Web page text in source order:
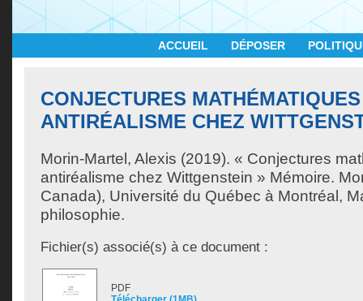
ACCUEIL DÉPOSER
CONJECTURES
ANTIRÉALISME CHEZ
Morin-Martel, Alexis (2019). « Conjectures
antiréalisme chez Wittgenstein » Mémoire.
Canada), Université du Québec à Montréal,
philosophie.
Fichier(s) associé(s) à ce document :
PDF